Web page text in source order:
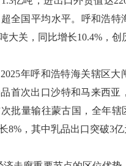
全国平均水平。呼和浩特
大关，同比增长10.4%，创
年呼和浩特海关辖区大
首次出口沙特和马来西亚
批量输往蒙古国，全年辖
8%，其中乳品出口突破3亿